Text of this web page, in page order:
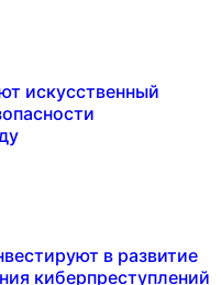
искусственный
в развитие
киберпреступлений